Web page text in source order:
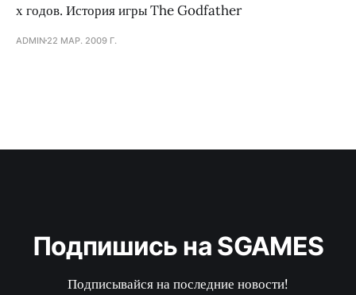
х годов. История игры The Godfather
ADMIN 22 МАР. 2009 Г.
Подпишись на SGAMES
Подписывайся на последние новости!